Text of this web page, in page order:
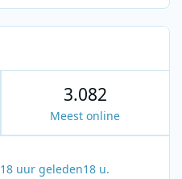
3.082
Meest online
18 uur geleden18 u.